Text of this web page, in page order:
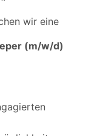
wir eine
(m/w/d)